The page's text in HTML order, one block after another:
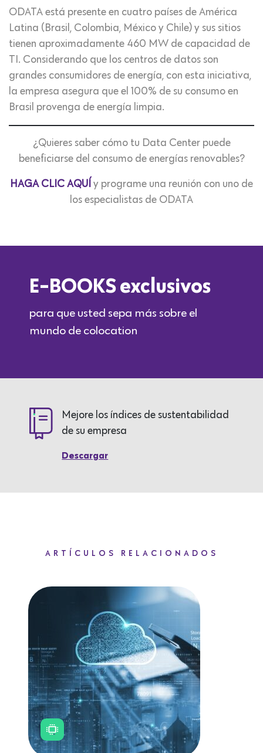
ODATA está presente en cuatro países de América
Latina (Brasil, Colombia, México y Chile) y sus sitios
tienen aproximadamente 460 MW de capacidad de
TI. Considerando que los centros de datos son
grandes consumidores de energía, con esta iniciativa,
la empresa asegura que el 100% de su consumo en
Brasil provenga de energía limpia.
¿Quieres saber cómo tu Data Center puede
beneficiarse del consumo de energías renovables?
HAGA CLIC AQUÍ y programe una reunión con uno de
los especialistas de ODATA
E-BOOKS exclusivos
para que usted sepa más sobre el
mundo de colocation
Mejore los índices de sustentabilidad
de su empresa
Descargar
ARTÍCULOS RELACIONADOS